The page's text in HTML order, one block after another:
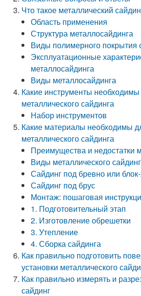
Что такое металлический
Область применения
Структура металлосайдинга
Виды полимерного покрытия
Эксплуатационные
металлосайдинга
Виды металлосайдинга
Какие инструменты необходимы
металлического сайдинга
Набор инструментов
Какие материалы необходимы
металлического сайдинга
Преимущества и недостатки
Виды металлического
Сайдинг под бревно или
Сайдинг под брус
Монтаж: пошаговая
1. Подготовительный этап
2. Изготовление обрешетки
3. Утепление
4. Сборка сайдинга
Как правильно подготовить
установки металлического
Как правильно измерять и
сайдинг